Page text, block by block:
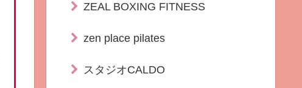
ZEAL BOXING FITNESS
zen place pilates
スタジオCALDO